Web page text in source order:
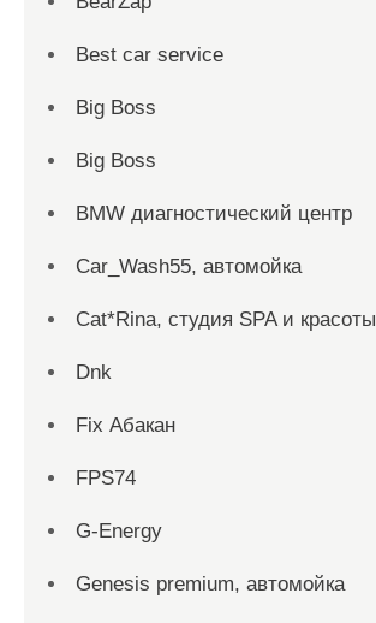
Best car service
Big Boss
Big Boss
BMW диагностический центр
Car_Wash55, автомойка
Cat*Rina, студия SPA и красоты
Dnk
Fix Абакан
FPS74
G-Energy
Genesis premium, автомойка